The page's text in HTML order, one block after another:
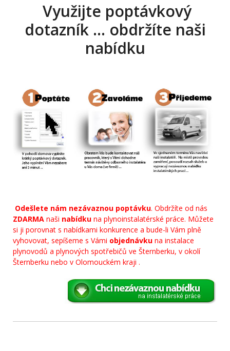
Využijte poptávkový
dotazník … obdržíte naši
nabídku
Odešlete nám nezávaznou poptávku. Obdržíte od nás
ZDARMA naši nabídku na plynoinstalatérské práce. Můžete
si ji porovnat s nabídkami konkurence a bude-li Vám plně
vyhovovat, sepíšeme s Vámi objednávku na instalace
plynovodů a plynových spotřebičů ve Šternberku, v okolí
Šternberku nebo v Olomouckém kraji .